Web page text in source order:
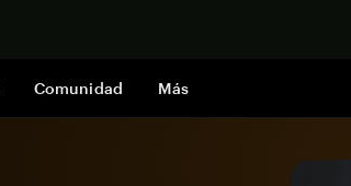
Comunidad Más